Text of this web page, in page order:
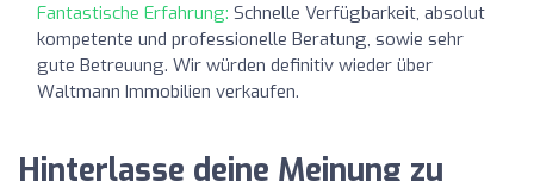
Fantastische Erfahrung: Schnelle Verfügbarkeit, absolut
kompetente und professionelle Beratung, sowie sehr
gute Betreuung. Wir würden definitiv wieder über
Waltmann Immobilien verkaufen.
Hinterlasse deine Meinung zu